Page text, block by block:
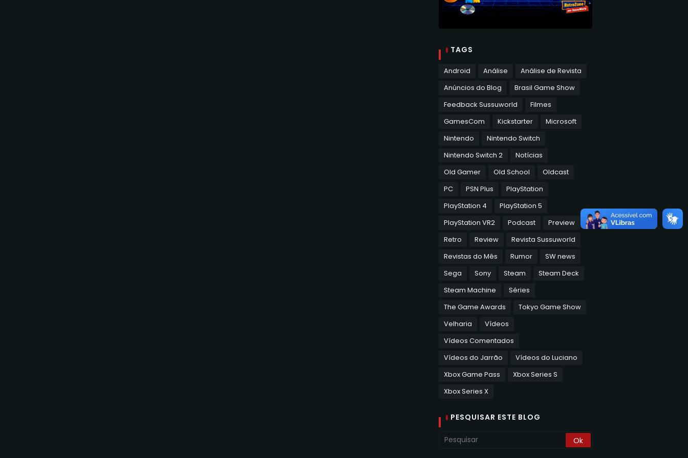
TAGS
Android Análise
Análise de Revista
Anúncios do Blog
Brasil Game Show
Feedback Sussuworld
Filmes
GamesCom
Kickstarter
Microsoft
Nintendo
Nintendo Switch
Nintendo Switch 2
Notícias
Old Gamer
Old School
Oldcast
PC
PSN Plus
PlayStation
PlayStation 4
PlayStation 5
PlayStation VR2
Podcast
Preview
Retro
Review
Revista Sussuworld
Revistas do Mês
Rumor
SW news
Sega
Sony Steam
Steam Deck
Steam Machine
Séries
The Game Awards
Tokyo Game Show
Velharia
Vídeos
Vídeos Comentados
Vídeos do Jarrão
Vídeos do Luciano
Xbox Game Pass
Xbox Series S
Xbox Series X
PESQUISAR ESTE BLOG